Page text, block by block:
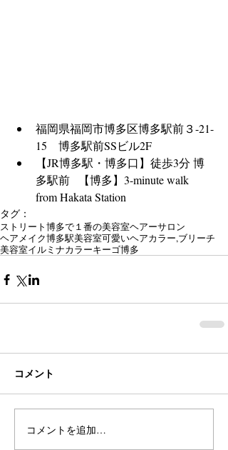
福岡県福岡市博多区博多駅前３-21-
15　博多駅前SSビル2F
【JR博多駅・博多口】徒歩3分 博
多駅前   【博多】3-minute walk
from Hakata Station
タグ：
ストリート博多で１番の美容室ヘアーサロン
ヘアメイク博多駅美容室可愛いヘアカラー,ブリーチ
美容室イルミナカラーキーゴ博多
コメント
コメントを追加…